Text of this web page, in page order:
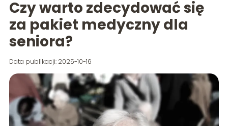
medyczny dla
seniora?
Czy warto zdecydować się
za pakiet medyczny dla
seniora?
Data publikacji: 2025-10-16